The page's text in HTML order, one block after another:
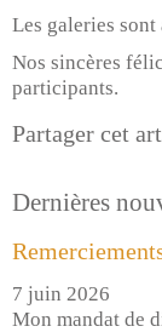
Les galeries sont
Nos sincères
participants.
Partager cet
Dernières
7 juin 2026
Mon mandat de